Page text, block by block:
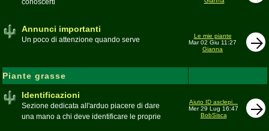
conoscerti
Annunci importanti
Un poco di attenzione quando serve
Le mie piante
Mar 02 Giu 11:27
Gianna
Piante grasse
Identificazioni
Sezione dedicata all'arduo piacere di dare
una mano a chi deve identificare le proprie
Aiuto ID asclepi...
Mer 29 Lug 16:47
BobSisca